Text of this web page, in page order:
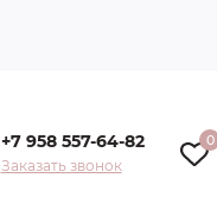
+7 958 557-64-82
Заказать звонок
0